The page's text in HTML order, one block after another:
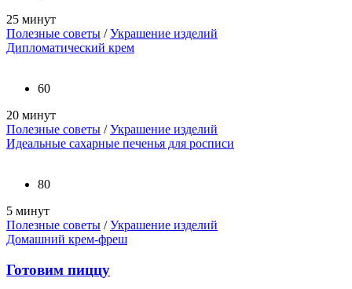
25 минут
Полезные советы /Украшение изделий
Дипломатический крем
60
20 минут
Полезные советы /Украшение изделий
Идеальные сахарные печенья для росписи
80
5 минут
Полезные советы /Украшение изделий
Домашний крем-фреш
Готовим пиццу